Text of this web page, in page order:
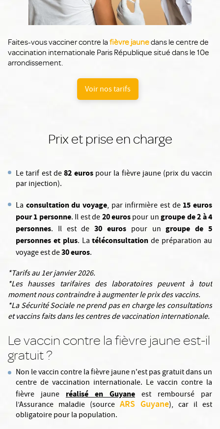
Faites-vous vacciner contre la fièvre jaunedans le centre de
vaccination internationale Paris République situé dans le 10e
arrondissement.
Voir nos tarifs
Prix et prise en charge
Le tarif est de82 eurospour la fièvre jaune (prix du vaccin
par injection).
La consultation du voyage, par infirmière est de 15 euros
pour 1 personne. Il est de20 eurospour ungroupe de 2 à 4
personnes. Il est de30 euros pour ungroupe de 5
personnes et plus. Latéléconsultationde préparation au
voyage est de30 euros.
*Tarifs au 1er janvier 2026.
*Les hausses tarifaires des laboratoires peuvent à tout
moment nous contraindre à augmenter le prix des vaccins.
*La Sécurité Sociale ne prend pas en charge les consultations
et vaccins faits dans les centres de vaccination internationale.
Le vaccin contre la fièvre jaune est-il
gratuit ?
Non le vaccin contre la fièvre jaune n'est pas gratuit dans un
centre de vaccination internationale. Le vaccin contre la
fièvre jaune
réalisé en Guyane
est remboursé par
l’Assurance maladie (source ARS Guyane), car il est
obligatoire pour la population.